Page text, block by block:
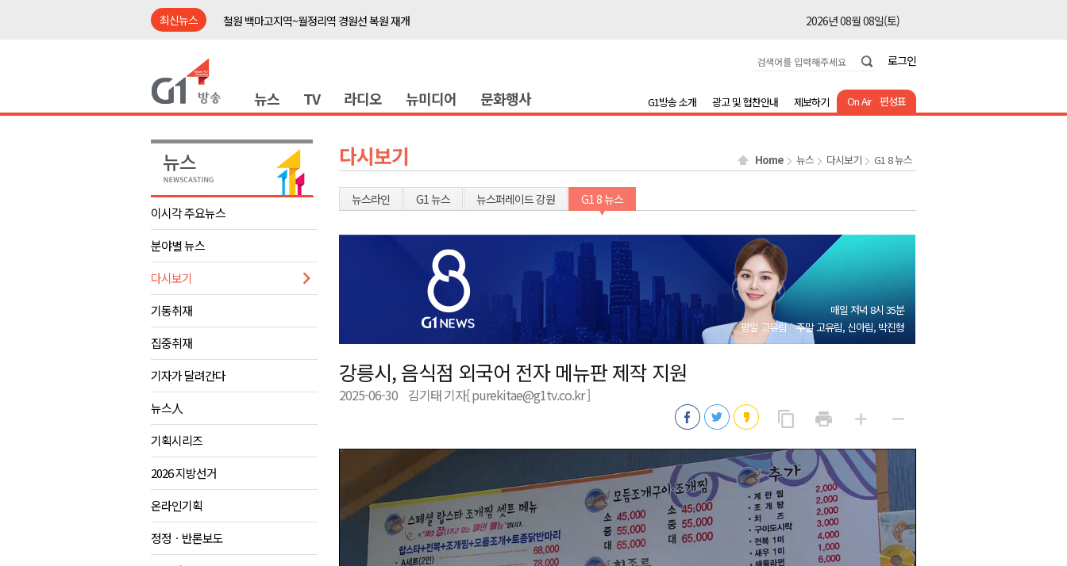
최신뉴스
철원 백마고지역~월정리역 경원선 복원 재개
2026년 08월 08일(토)
2026년 08월 08일(토)
영월군, 14~15일 서부시장 야시장 운영
2026년 08월 08일(토)
강원개발공사, 공기업 평가 2년 연속 '다'등급
도-시군 첫 간담회..우상호 "하나된 공동체"
2026년 08월 07일(금)
이 대통령, 사북·납북귀환어부 국가폭력 사과
2026년 08월 08일(토)
철원 백마고지역~월정리역 경원선 복원 재개
2026년 08월 08일(토)
어젯밤 원주 아파트 정전..천 백여세대 불편
2026년 08월 08일(토)
춘천시립 '장애아동전담어린이집' 개원
2026년 08월 08일(토)
양양군, 21일까지 '초등학생 틈새 돌봄' 시행
강원개발공사, 공기업 평가 2년 연속 '다'등급
도-시군 첫 간담회..우상호 "하나된 공동체"
2026년 08월 07일(금)
이 대통령, 사북·납북귀환어부 국가폭력 사과
2026년 08월 07일(금)
로그인
뉴스 TV 라디오 뉴미디어 문화행사 On Air 편성표
G1방송 소개 광고 및 협찬안내 제보하기
이시각 주요뉴스
분야별 뉴스
다시보기
기동취재
집중취재
기자가 달려간다
뉴스人
기획시리즈
2026 지방선거
온라인기획
정정ㆍ반론보도
다시보기 Home 뉴스 다시보기 G1 8 뉴스
뉴스라인 G1 뉴스 뉴스퍼레이드 강원 G1 8 뉴스
매일 저녁 8시 35분
평일 고유림
주말 고유림, 신아림, 박진형
강릉시, 음식점 외국어 전자 메뉴판 제작 지원
2025-06-30 김기태 기자[ purekitae@g1tv.co.kr ]
content_copy
사
print add
게
remove
게